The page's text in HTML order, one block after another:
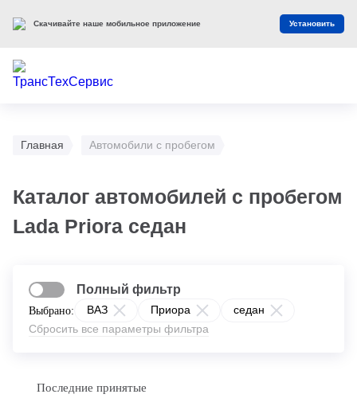
Главная Автомобили с пробегом
Каталог автомобилей с пробегом
Lada Priora седан
Выбрано: ВАЗ Приора
седан
Сбросить все параметры фильтра
Полный фильтр
Скачивайте наше мобильное приложение Установить